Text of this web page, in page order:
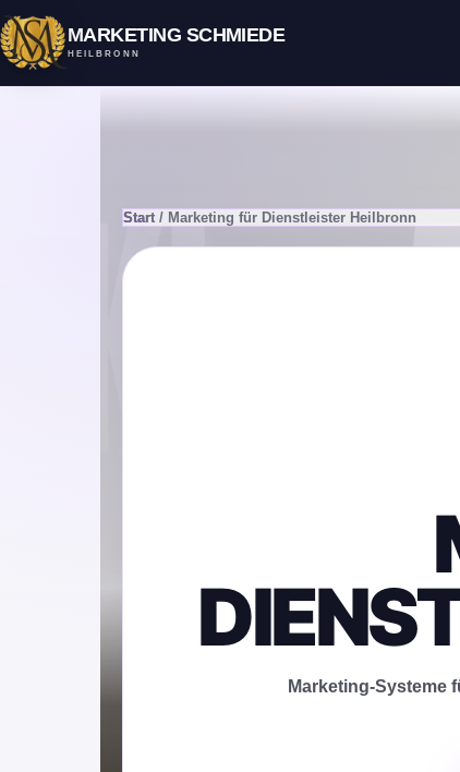
MARKETING SCHMIEDE
HEILBRONN
Start / Marketing für Dienstleister Heilbronn
Marketing-Systeme